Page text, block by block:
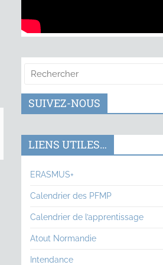
SUIVEZ-NOUS
LIENS UTILES…
ERASMUS+
Calendrier des PFMP
Calendrier de l’apprentissage
Atout Normandie
Intendance